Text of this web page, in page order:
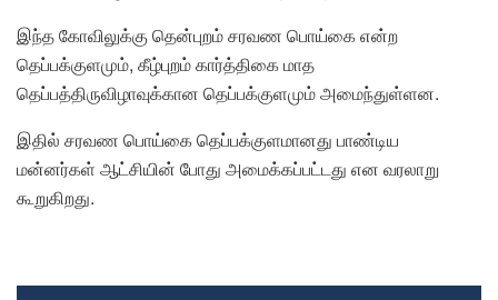
இந்த கோவிலுக்கு தென்புறம் சரவண பொய்கை என்ற
தெப்பக்குளமும், கீழ்புறம் கார்த்திகை மாத
தெப்பத்திருவிழாவுக்கான தெப்பக்குளமும் அமைந்துள்ளன.
இதில் சரவண பொய்கை தெப்பக்குளமானது பாண்டிய
மன்னர்கள் ஆட்சியின் போது அமைக்கப்பட்டது என வரலாறு
கூறுகிறது.